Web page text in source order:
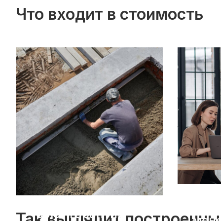
Что входит в стоимость
10 лет гарантии